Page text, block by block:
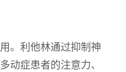
。利他林通过抑制神
症患者的注意力、